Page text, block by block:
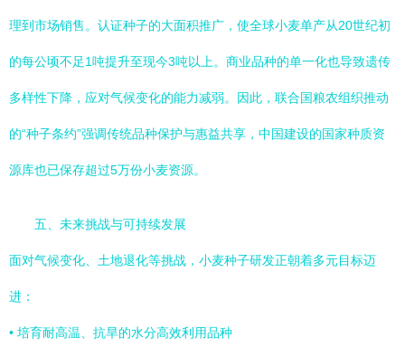
理到市场销售。认证种子的大面积推广，使全球小麦单产从20世纪初
的每公顷不足1吨提升至现今3吨以上。商业品种的单一化也导致遗传
多样性下降，应对气候变化的能力减弱。因此，联合国粮农组织推动
的“种子条约”强调传统品种保护与惠益共享，中国建设的国家种质资
源库也已保存超过5万份小麦资源。
五、未来挑战与可持续发展
面对气候变化、土地退化等挑战，小麦种子研发正朝着多元目标迈
进：
• 培育耐高温、抗旱的水分高效利用品种